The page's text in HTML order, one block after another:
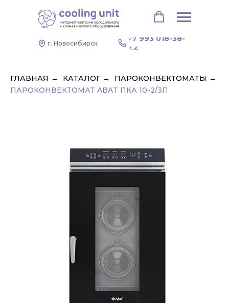
+7 993 018-38-
44
г. Новосибирск
ЗАКАЗАТЬ ЗВОНОК
ГЛАВНАЯ → КАТАЛОГ → ПАРОКОНВЕКТОМАТЫ →
ПАРОКОНВЕКТОМАТ ABAT ПКА 10-2/3П